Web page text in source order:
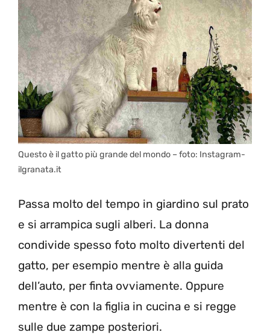
Questo è il gatto più grande del mondo – foto: Instagram-
ilgranata.it
Passa molto del tempo in giardino sul prato
e si arrampica sugli alberi. La donna
condivide spesso foto molto divertenti del
gatto, per esempio mentre è alla guida
dell’auto, per finta ovviamente. Oppure
mentre è con la figlia in cucina e si regge
sulle due zampe posteriori.